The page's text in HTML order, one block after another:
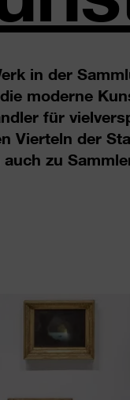
in der
moderne
für
Vierteln der
zu